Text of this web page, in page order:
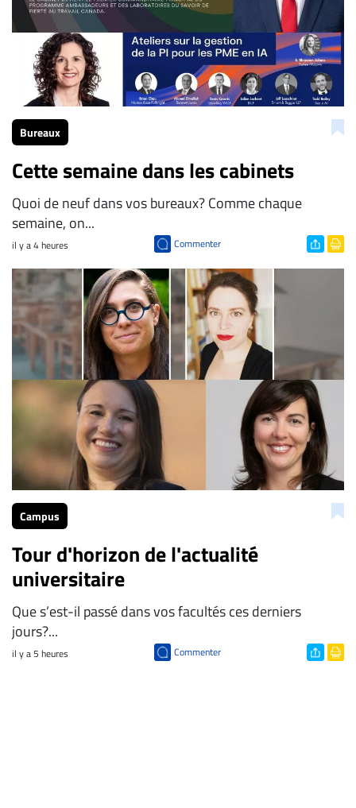
Bureaux
Cette semaine dans les cabinets
Quoi de neuf dans vos bureaux? Comme chaque
semaine, on...
il y a 4 heures Commenter
Campus
Tour d'horizon de l'actualité
universitaire
Que s’est-il passé dans vos facultés ces derniers
jours?...
il y a 5 heures Commenter